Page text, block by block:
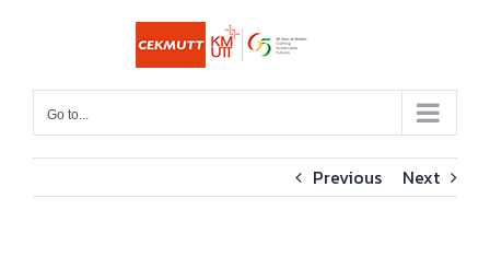
Go to...
Previous Next